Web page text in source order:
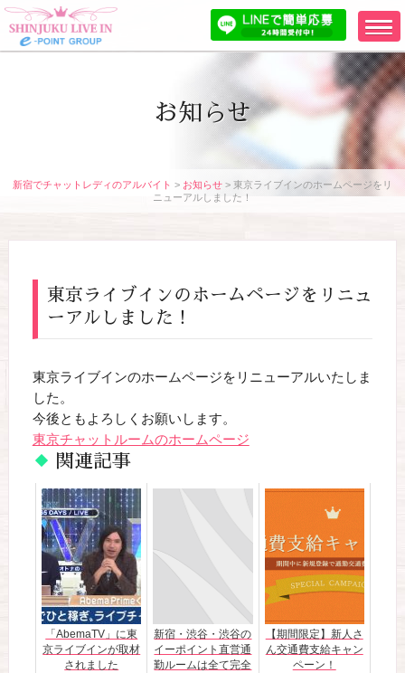
お知らせ
新宿でチャットレディのアルバイト > お知らせ > 東京ライブインのホームページをリ
ニューアルしました！
東京ライブインのホームページをリニュ
ーアルしました！
東京ライブインのホームページをリニューアルいたしま
した。
今後ともよろしくお願いします。
東京チャットルームのホームページ
関連記事
「AbemaTV」に東
京ライブインが取材
されました
新宿・渋谷・渋谷の
イーポイント直営通
勤ルームは全て完全
【期間限定】新人さ
ん交通費支給キャン
ペーン！